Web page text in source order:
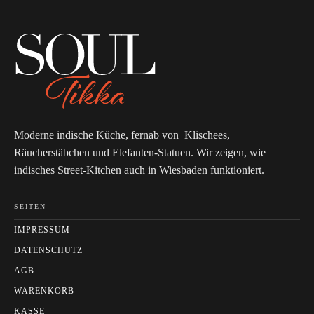
Moderne indische Küche, fernab von Klischees,
Räucherstäbchen und Elefanten-Statuen. Wir zeigen, wie
indisches Street-Kitchen auch in Wiesbaden funktioniert.
SEITEN
IMPRESSUM
DATENSCHUTZ
AGB
WARENKORB
KASSE